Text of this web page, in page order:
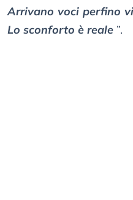
Arrivano voci perfino
Lo sconforto è reale ”.